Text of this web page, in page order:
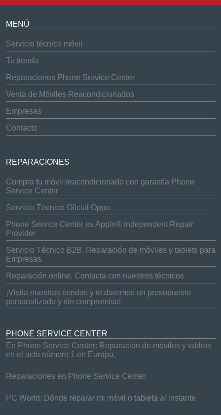
MENÚ
Servicio técnico móvil
Tu tienda
Reparaciones Phone Service Center
Venta de Móviles Reacondicionados
Empresas
Contacto
REPARACIONES
Compra tu móvil reacondicionado con garantía Phone
Service Center
Servicio Técnico Oficial Oppo
Phone Service Center es Apple® Independent Repair
Provider
Servicio Técnico B2B. Reparación de móviles y tablets para
Empresas.
Reparación online. Contacta con nuestros técnicos
¡Visita nuestras tiendas y te daremos un presupuesto
personalizado y sin compromiso!
PHONE SERVICE CENTER
En Phone Service Center: Reparación de móviles y tablets
en el acto número 1 en Europa.
Reparaciones en Phone Service Center
PC World: Dónde reparar mi móvil o tableta al instante